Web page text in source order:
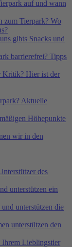
auf und wann
zum Tierpark? Wo
gibts Snacks und
barrierefrei? Tipps
Kritik? Hier ist der
Aktuelle
Höhepunkte
wir in den
des
unterstützen ein
unterstützen die
unterstützen den
Ihrem Lieblingstier